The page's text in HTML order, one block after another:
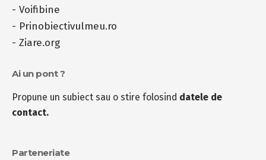
- Voifibine
- Prinobiectivulmeu.ro
- Ziare.org
Ai un pont ?
Propune un subiect sau o stire folosind datele de
contact.
Parteneriate